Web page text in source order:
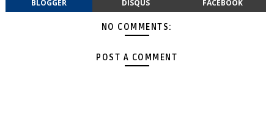
BLOGGER DISQUS FACEBOOK
NO COMMENTS:
POST A COMMENT